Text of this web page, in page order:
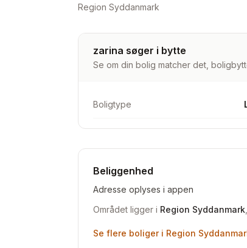
Region Syddanmark
zarina søger i bytte
Se om din bolig matcher det,
Boligtype
Beliggenhed
Adresse oplyses i appen
Området ligger i Region Syddanmark
Se flere boliger i Region